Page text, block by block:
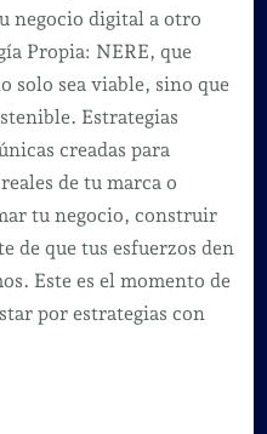
negocio digital a otro
Propia: NERE, que
solo sea viable, sino que
Estrategias
creadas para
de tu marca o
tu negocio, construir
de que tus esfuerzos den
Este es el momento de
por estrategias con